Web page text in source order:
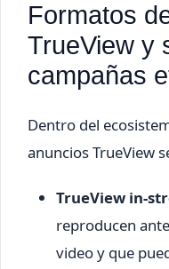
Formatos
TrueView y
campañas
Dentro del
anuncios TrueView
TrueView in-
reproducen
video y que